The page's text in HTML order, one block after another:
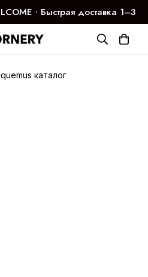
∙ Быстрая доставка 1–3
дня
каталог